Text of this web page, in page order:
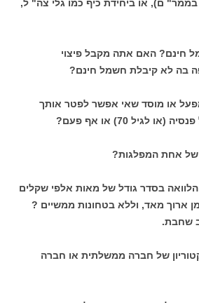
ם), או ביחידת כיף כמו גלי צה" ל,
האם אתה מקבל פיצוי
בה לא קיבלת חשמל חינם?
או מוסד שאי אפשר לפטר אותך
70) או אף פעם?
אחת המפלגות?
בסדר גודל של מאות אלפי שקלים
ארוך מאד, וללא בטחונות ממשיים ?
שחבת.
של חברה ממשלתית או חברה